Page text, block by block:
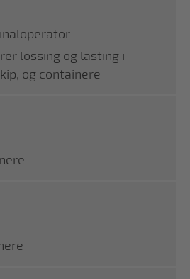
lossing og lasting i
og containere